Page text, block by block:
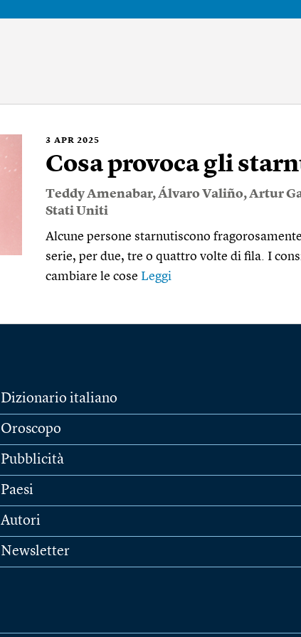
3 APR 2025
Cosa provoca gli
Teddy Amenabar,Álvaro Valiño,Artur
Stati Uniti
Alcune persone starnutiscono
serie, per due, tre o quattro volte di fila. I
cambiare le cose Leggi
Dizionario italiano
Oroscopo
Pubblicità
Paesi
Autori
Newsletter